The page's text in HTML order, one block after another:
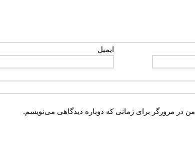
ایمیل
در مرورگر برای زمانی که دوباره دیدگاهی می‌نویسم.